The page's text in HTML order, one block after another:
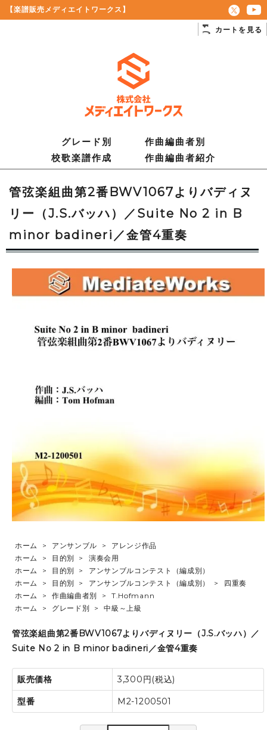
【楽譜販売メディエイトワークス】
カートを見る
グレード別
作曲編曲者別
校歌楽譜作成
作曲編曲者紹介
管弦楽組曲第2番BWV1067よりバディヌ
リー（J.S.バッハ）／Suite No 2 in B
minor badineri／金管4重奏
ホーム > アンサンブル >
アレンジ作品
ホーム
> 目的別 >
演奏会用
ホーム
> 目的別 >
アンサンブルコンテスト（編成別）
ホーム
> 目的別 > アンサンブルコンテスト（編成別） >
四重奏
ホーム
> 作曲編曲者別 >
T.Hofmann
ホーム
> グレード別 > 中級～上級
管弦楽組曲第2番BWV1067よりバディヌリー（J.S.バッハ）／
Suite No 2 in B minor badineri／金管4重奏
販売価格 3,300円(税込)
型番 M2-1200501